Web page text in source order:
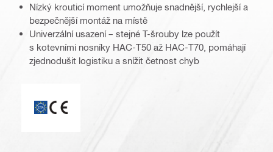
Nízký krouticí moment umožňuje snadnější, rychlejší a
bezpečnější montáž na místě
Univerzální usazení – stejné T-šrouby lze použít
s kotevními nosníky HAC-T50 až HAC-T70, pomáhají
zjednodušit logistiku a snížit četnost chyb